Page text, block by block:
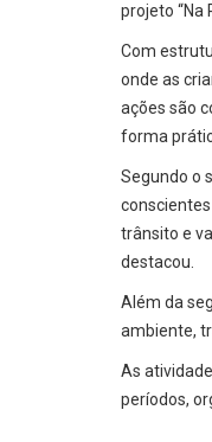
projeto “Na
Com
onde as
ações são
forma
Segundo o
trânsito e
destacou.
Além da
ambiente,
As
períodos,